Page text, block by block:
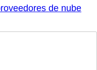
de nube